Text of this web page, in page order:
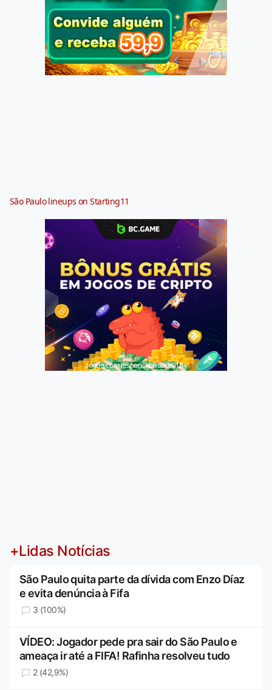
São Paulo lineups on Starting11
Jogue com responsabilidade. 18+
+Lidas Notícias
São Paulo quita parte da dívida com Enzo Díaz
e evita denúncia à Fifa
3 (100%)
VÍDEO: Jogador pede pra sair do São Paulo e
ameaça ir até a FIFA! Rafinha resolveu tudo
2 (42,9%)